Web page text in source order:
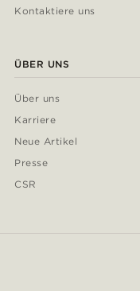
Kontaktiere uns
ÜBER UNS
Über uns
Karriere
Neue Artikel
Presse
CSR